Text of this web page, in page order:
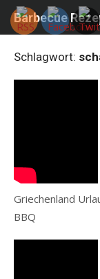
Skip
Barbecue
Schlagwort:
Griechenland
BBQ